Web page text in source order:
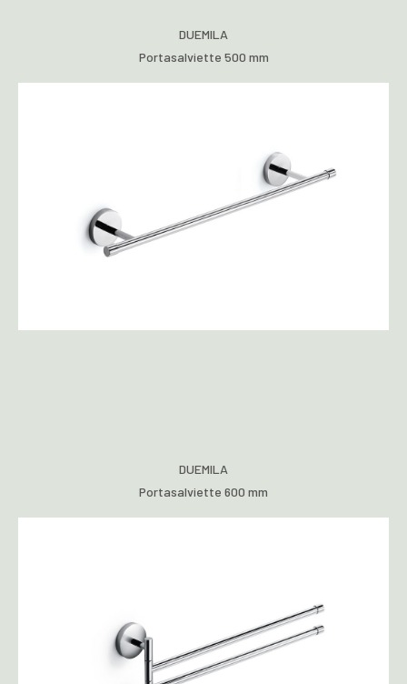
DUEMILA
Portasalviette 500 mm
DUEMILA
Portasalviette 600 mm